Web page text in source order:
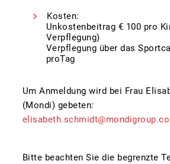
Kosten:
Unkostenbeitrag € 100 pro
Verpflegung)
Verpflegung über das
proTag
Um Anmeldung wird bei Frau
(Mondi) gebeten:
Bitte beachten Sie die begrenzte